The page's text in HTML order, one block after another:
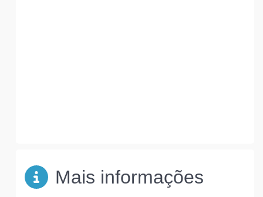
Mais informações